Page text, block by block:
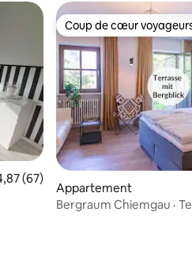
moyenne sur la base de
(67)
Coup de cœur
Coup de cœur
Appartement
Bergraum Chiemgau ·